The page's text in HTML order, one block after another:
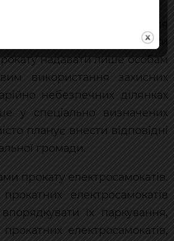
безпекові заходи для
хочуть зобов’язати
надавати лише особам
використання захисних
небезпечних ділянках
у спеціально визначених
планує внести відповідні
громади.
прокату електросамокатів.
електросамокатів
їх паркування,
електросамокатів,